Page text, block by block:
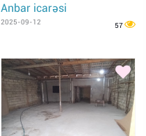
Anbar icarəsi
2025-09-12 57